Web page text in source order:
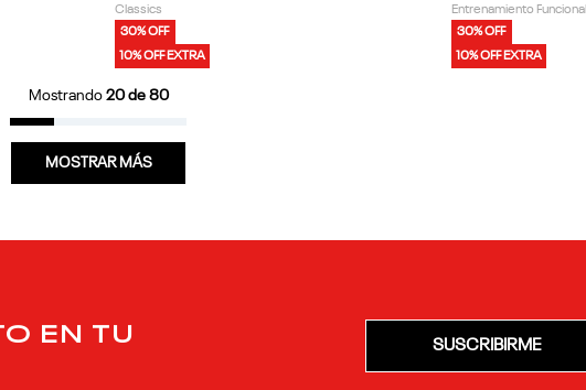
Classics
30% OFF
10% OFF EXTRA
Entrenamiento Funcional
30% OFF
10% OFF EXTRA
Mostrando 20 de 80
MOSTRAR MÁS
EN TU
SUSCRIBIRME